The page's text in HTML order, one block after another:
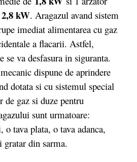
2,8 kW. Aragazul avand sistem
imediat alimentarea cu gaz
a flacarii. Astfel,
se va desfasura in siguranta.
dispune de aprindere
dotata si cu sistemul special
gaz si duze pentru
sunt urmatoare:
o tava plata, o tava adanca,
gratar din sarma.